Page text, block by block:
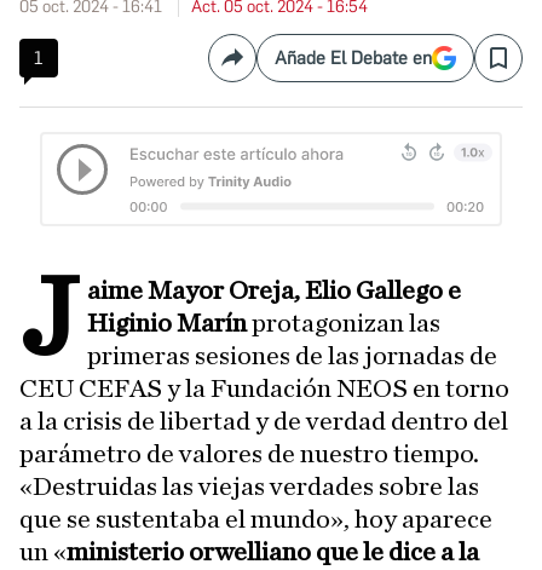
05 oct. 2024 - 16:41 Act. 05 oct. 2024 - 16:54
1 CompartirAñade El Debate en Save
J aime Mayor Oreja, Elio Gallego e
Higinio Marínprotagonizan las
primeras sesiones de las jornadas de
CEU CEFAS y la Fundación NEOS en torno
a la crisis de libertad y de verdad dentro del
parámetro de valores de nuestro tiempo.
«Destruidas las viejas verdades sobre las
que se sustentaba el mundo», hoy aparece
un «ministerio orwelliano que le dice a la